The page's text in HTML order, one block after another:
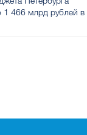
1 466 млрд рублей в